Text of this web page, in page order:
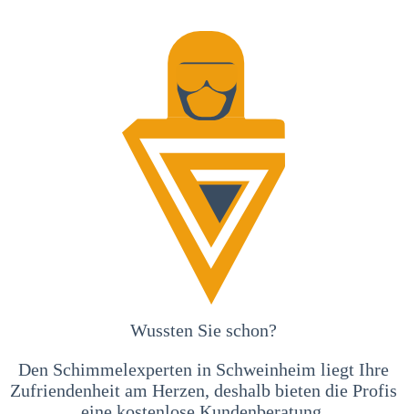
Wussten Sie schon?
Den Schimmelexperten in Schweinheim liegt Ihre
Zufriendenheit am Herzen, deshalb bieten die Profis